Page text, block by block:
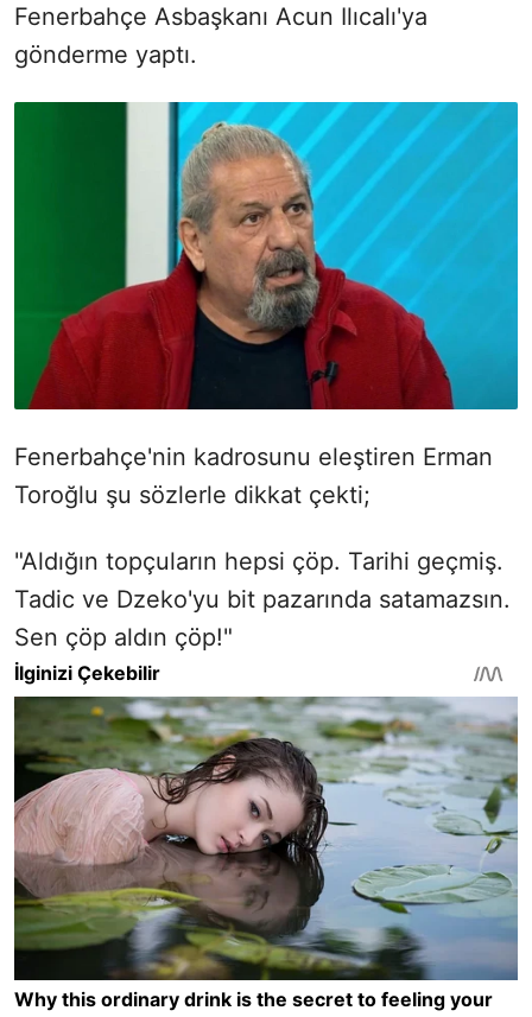
Fenerbahçe Asbaşkanı Acun Ilıcalı'ya
gönderme yaptı.
Fenerbahçe'nin kadrosunu eleştiren Erman
Toroğlu şu sözlerle dikkat çekti;
"Aldığın topçuların hepsi çöp. Tarihi geçmiş.
Tadic ve Dzeko'yu bit pazarında satamazsın.
Sen çöp aldın çöp!"